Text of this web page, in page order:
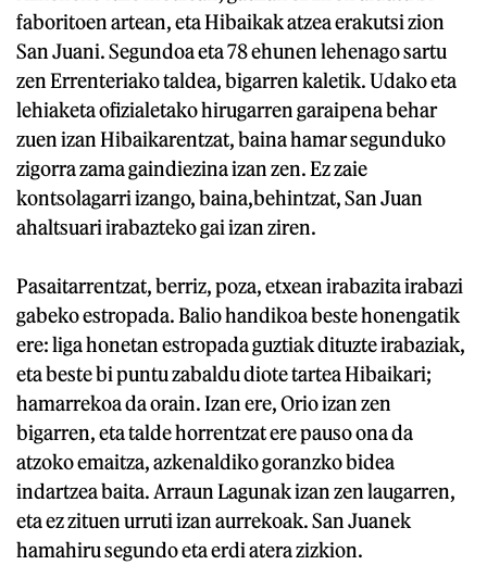
faboritoen artean, eta Hibaikak atzea erakutsi zion
San Juani. Segundoa eta 78 ehunen lehenago sartu
zen Errenteriako taldea, bigarren kaletik. Udako eta
lehiaketa ofizialetako hirugarren garaipena behar
zuen izan Hibaikarentzat, baina hamar segunduko
zigorra zama gaindiezina izan zen. Ez zaie
kontsolagarri izango, baina,behintzat, San Juan
ahaltsuari irabazteko gai izan ziren.
Pasaitarrentzat, berriz, poza, etxean irabazita irabazi
gabeko estropada. Balio handikoa beste honengatik
ere: liga honetan estropada guztiak dituzte irabaziak,
eta beste bi puntu zabaldu diote tartea Hibaikari;
hamarrekoa da orain. Izan ere, Orio izan zen
bigarren, eta talde horrentzat ere pauso ona da
atzoko emaitza, azkenaldiko goranzko bidea
indartzea baita. Arraun Lagunak izan zen laugarren,
eta ez zituen urruti izan aurrekoak. San Juanek
hamahiru segundo eta erdi atera zizkion.